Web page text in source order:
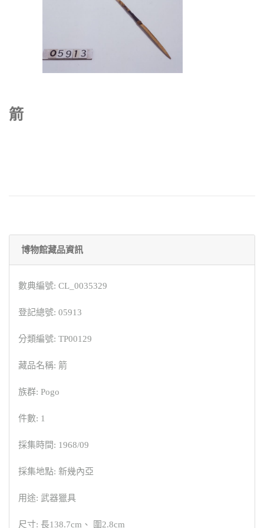
箭
博物館藏品資訊
數典編號: CL_0035329
登記總號: 05913
分類編號: TP00129
藏品名稱: 箭
族群: Pogo
件數: 1
採集時間: 1968/09
採集地點: 新幾內亞
用途: 武器獵具
尺寸: 長138.7cm、 圍2.8cm